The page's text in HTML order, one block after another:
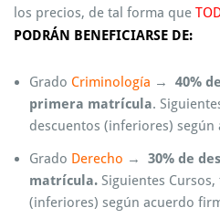
los precios, de tal forma que
PODRÁN BENEFICIARSE DE:
Grado Criminología → 40%
primera matrícula.
descuentos (inferiores) según
Grado Derecho → 30% de
matrícula. Siguientes
(inferiores) según acuerdo